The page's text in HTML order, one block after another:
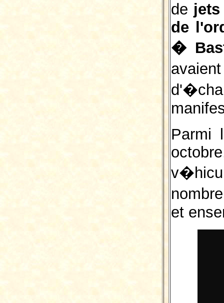
de
de
�
Parmi
et